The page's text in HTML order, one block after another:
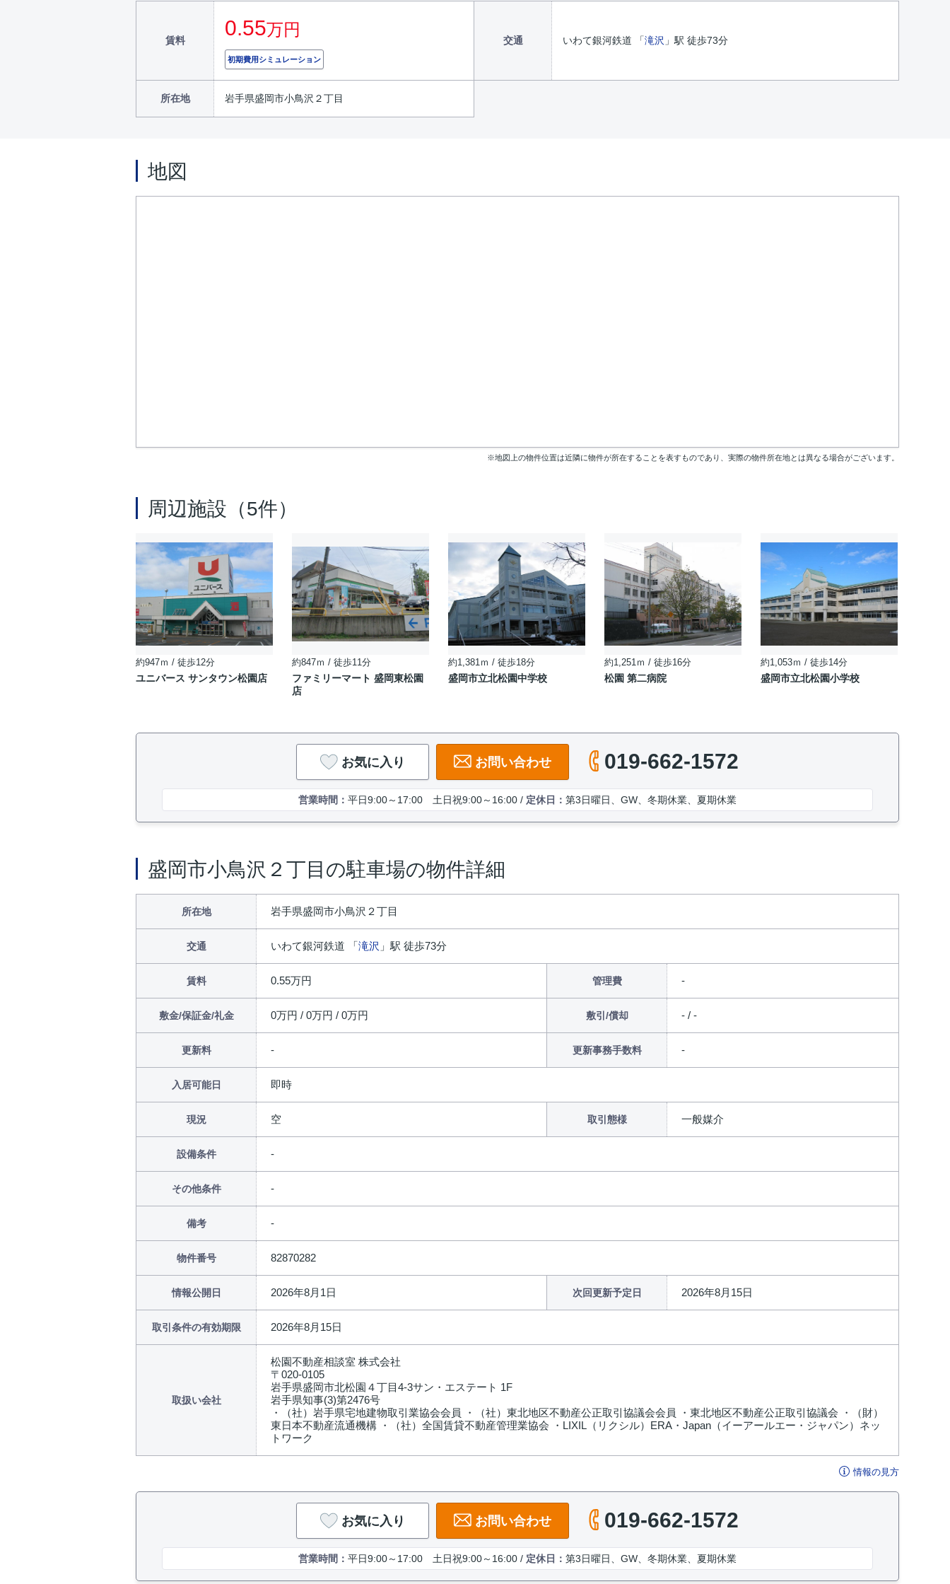
賃料
0.55万円
初期費用シミュレーション
交通 いわて銀河鉄道 「滝沢 」駅 徒歩73分
所在地 岩手県盛岡市小鳥沢２丁目
地図
※地図上の物件位置は近隣に物件が所在することを表すものであり、実際の物件所在地とは異なる場合がございます。
周辺施設（5件）
約947ｍ / 徒歩12分
ユニバース サンタウン松園店
約847ｍ / 徒歩11分
ファミリーマート 盛岡東松園
店
約1,381ｍ / 徒歩18分
盛岡市立北松園中学校
約1,251ｍ / 徒歩16分
松園 第二病院
約1,053ｍ / 徒歩14分
盛岡市立北松園小学校
お気に入り お問い合わせ 019-662-1572
営業時間： 平日9:00～17:00 土日祝9:00～16:00 / 定休日： 第3日曜日、GW、冬期休業、夏期休業
盛岡市小鳥沢２丁目の駐車場の物件詳細
所在地 岩手県盛岡市小鳥沢２丁目
交通 いわて銀河鉄道 「滝沢 」駅 徒歩73分
賃料 0.55万円 管理費
敷金/保証金/礼金 0万円 / 0万円 / 0万円 敷引/償却 - / -
更新料 更新事務手数料
入居可能日 即時
現況 空 取引態様 一般媒介
設備条件
その他条件
備考
物件番号 82870282
情報公開日 2026年8月1日 次回更新予定日 2026年8月15日
取引条件の有効期限 2026年8月15日
取扱い会社
松園不動産相談室 株式会社
〒020-0105
岩手県盛岡市北松園４丁目4-3サン・エステート 1F
岩手県知事(3)第2476号
・（社）岩手県宅地建物取引業協会会員 ・（社）東北地区不動産公正取引協議会会員 ・東北地区不動産公正取引協議会 ・（財）
東日本不動産流通機構 ・（社）全国賃貸不動産管理業協会 ・LIXIL（リクシル）ERA・Japan（イーアールエー・ジャパン）ネッ
トワーク
情報の見方
お気に入り お問い合わせ 019-662-1572
営業時間： 平日9:00～17:00 土日祝9:00～16:00 / 定休日： 第3日曜日、GW、冬期休業、夏期休業